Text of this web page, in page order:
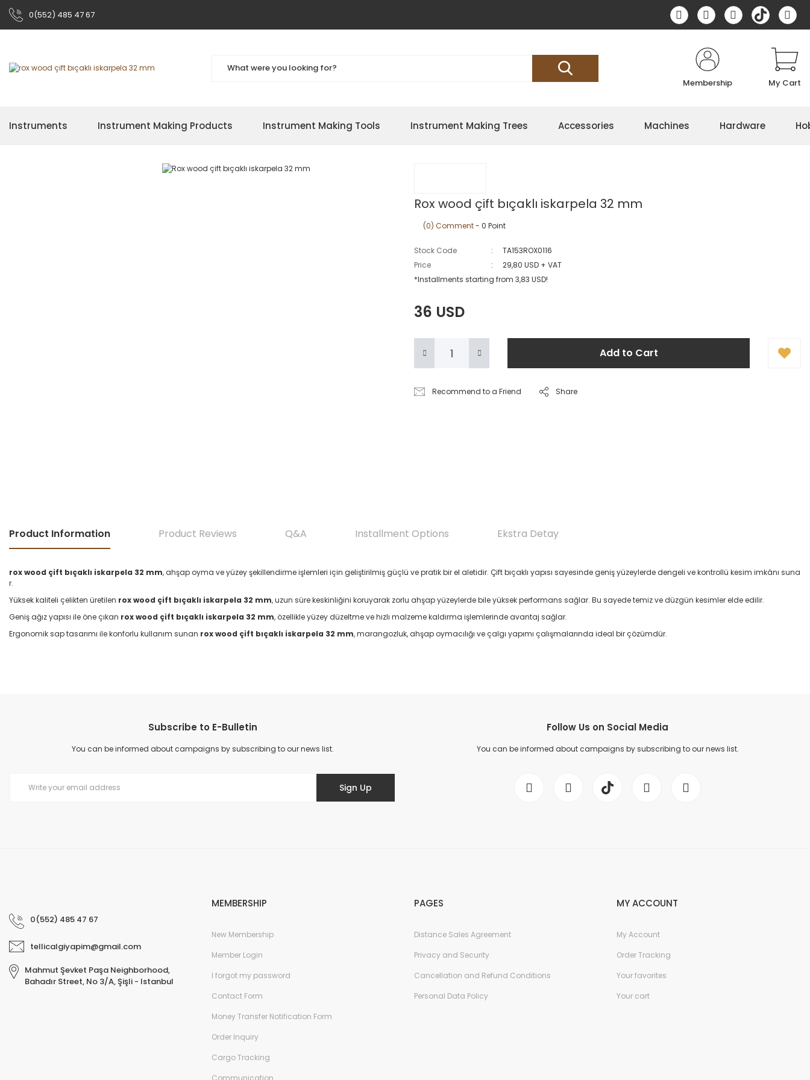
0(552) 485 47 67
Membership My Cart
Instruments Instrument Making Products Instrument Making Tools Instrument Making Trees Accessories Machines Hardware
Rox wood çift bıçaklı iskarpela 32 mm
(0) Comment- 0 Point
Stock Code
TA153ROX0116
Price
29,80 USD + VAT
*Installments starting from 3,83 USD!
36 USD
Add to Cart
Recommend to a Friend Share
Product Information Product Reviews Q&A Installment Options Ekstra Detay
rox wood çift bıçaklı iskarpela 32 mm, ahşap oyma ve yüzey şekillendirme işlemleri için geliştirilmiş güçlü ve pratik bir el aletidir. Çift bıçaklı yapısı sayesinde geniş yüzeylerde dengeli ve kontrollü kesim imkânı suna
r.
Yüksek kaliteli çelikten üretilen rox wood çift bıçaklı iskarpela 32 mm, uzun süre keskinliğini koruyarak zorlu ahşap yüzeylerde bile yüksek performans sağlar. Bu sayede temiz ve düzgün kesimler elde edilir.
Geniş ağız yapısı ile öne çıkan rox wood çift bıçaklı iskarpela 32 mm, özellikle yüzey düzeltme ve hızlı malzeme kaldırma işlemlerinde avantaj sağlar.
Ergonomik sap tasarımı ile konforlu kullanım sunan rox wood çift bıçaklı iskarpela 32 mm, marangozluk, ahşap oymacılığı ve çalgı yapımı çalışmalarında ideal bir çözümdür.
Subscribe to E-Bulletin
You can be informed about campaigns by subscribing to our news list.
Sign Up
Follow Us on Social Media
You can be informed about campaigns by subscribing to our news list.
0(552) 485 47 67
tellicalgiyapim@gmail.com
Mahmut Şevket Paşa Neighborhood,
Bahadır Street, No 3/A, Şişli - Istanbul
MEMBERSHIP
New Membership
Member Login
I forgot my password
Contact Form
Money Transfer Notification Form
Order Inquiry
Cargo Tracking
Communication
PAGES
Distance Sales Agreement
Privacy and Security
Cancellation and Refund Conditions
Personal Data Policy
MY ACCOUNT
My Account
Order Tracking
Your favorites
Your cart